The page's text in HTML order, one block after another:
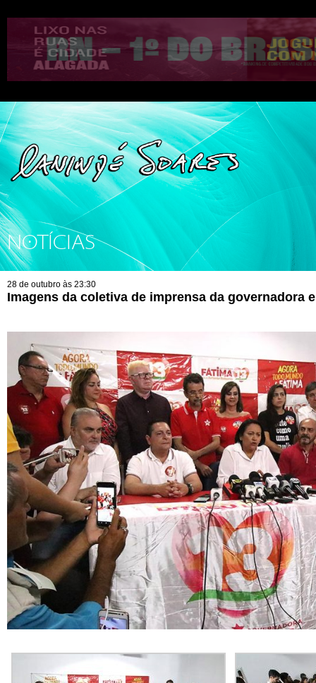
NOTÍCIAS
28 de outubro às 23:30
Imagens da coletiva de imprensa da governadora